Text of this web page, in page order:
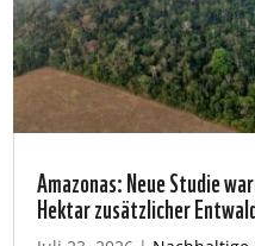
Amazonas: Neue Studie
Hektar zusätzlicher